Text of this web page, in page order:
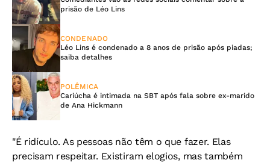
prisão de Léo Lins
CONDENADO
Léo Lins é condenado a 8 anos de prisão após piadas;
saiba detalhes
POLÊMICA
Cariúcha é intimada na SBT após fala sobre ex-marido
de Ana Hickmann
"É ridículo. As pessoas não têm o que fazer. Elas
precisam respeitar. Existiram elogios, mas também